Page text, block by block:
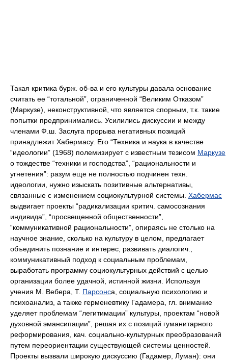
Такая критика бурж. об-ва и его культуры давала основание
считать ее “тотальной”, ограниченной “Великим Отказом”
(Маркузе), неконструктивной, что является спорным, т.к. такие
попытки предпринимались. Усилились дискуссии и между
членами Ф.ш. Заслуга прорыва негативных позиций
принадлежит Хабермасу. Его “Техника и наука в качестве
“идеологии” (1968) полемизирует с известным тезисом Маркузе
о тождестве “техники и господства”, “рациональности и
угнетения”: разум еще не полностью подчинен техн.
идеологии, нужно изыскать позитивные альтернативы,
связанные с изменением социокультурной системы. Хабермас
выдвигает проекты “радикализации критич. самосознания
индивида”, “просвещенной общественности”,
“коммуникативной рациональности”, опираясь не столько на
научное знание, сколько на культуру в целом, предлагает
объединить познание и интерес, развивать диалогич.,
коммуникативный подход к социальным проблемам,
выработать программу социокультурных действий с целью
организации более удачной, истинной жизни. Используя
учения М. Вебера, Т. Парсонса, социальную психологию и
психоанализ, а также герменевтику Гадамера, гл. внимание
уделяет проблемам “легитимации” культуры, проектам “новой
духовной эмансипации”, решая их с позиций гуманитарного
реформирования, кач. социально-культурных преобразований
путем переориентации существующей системы ценностей.
Проекты вызвали широкую дискуссию (Гадамер, Луман): они